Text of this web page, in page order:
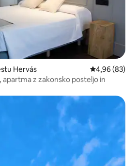
Hervás Povprečna
4,96 (83)
apartma z zakonsko posteljo in